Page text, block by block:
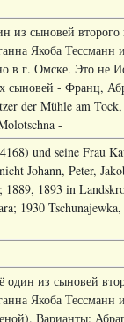
из сыновей
Якоба Тессманн
в г. Омске. Это не
сыновей - Франц,
der Mühle am
-
und seine Frau
Johann, Peter,
1893 in
1930
один из сыновей
Якоба Тессманн
Варианты: